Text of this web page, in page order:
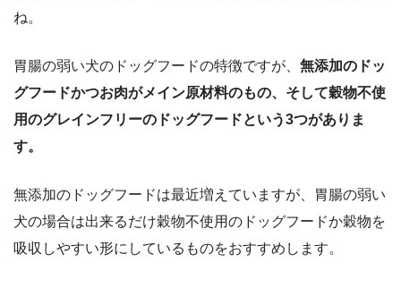
ね。
胃腸の弱い犬のドッグフードの特徴ですが、 無添加のドッ
グフードかつお肉がメイン原材料のもの、そして穀物不使
用のグレインフリーのドッグフードという3つがありま
す。
無添加のドッグフードは最近増えていますが、胃腸の弱い
犬の場合は出来るだけ穀物不使用のドッグフードか穀物を
吸収しやすい形にしているものをおすすめします。